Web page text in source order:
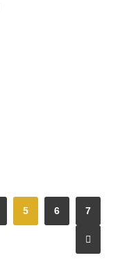
5 6 7